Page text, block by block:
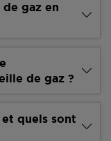
gaz en
de gaz ?
et quels sont